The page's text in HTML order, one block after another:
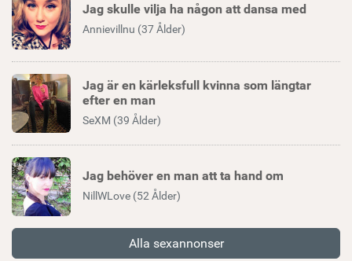
Jag skulle vilja ha någon att dansa med
Annievillnu (37 Ålder)
Jag är en kärleksfull kvinna som längtar
efter en man
SeXM (39 Ålder)
Jag behöver en man att ta hand om
NillWLove (52 Ålder)
Alla sexannonser